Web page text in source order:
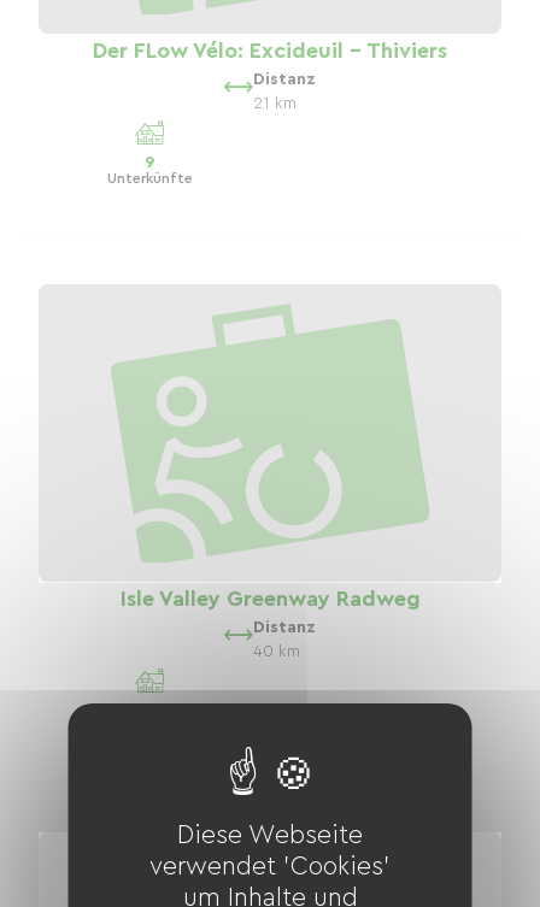
Der FLow Vélo: Excideuil - Thiviers
Distanz
21 km
9
Unterkünfte
Isle Valley Greenway Radweg
Distanz
40 km
Diese Webseite
verwendet 'Cookies'
um Inhalte und